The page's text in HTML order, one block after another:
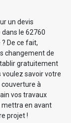
un devis
le 62760
De ce fait,
changement de
gratuitement
voulez savoir votre
à
vos travaux
mettra en avant
projet !